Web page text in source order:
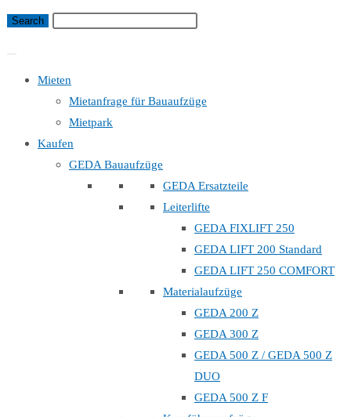
Mieten
Mietanfrage für Bauaufzüge
Mietpark
Kaufen
GEDA Bauaufzüge
GEDA Ersatzteile
Leiterlifte
GEDA FIXLIFT 250
GEDA LIFT 200 Standard
GEDA LIFT 250 COMFORT
Materialaufzüge
GEDA 200 Z
GEDA 300 Z
GEDA 500 Z / GEDA 500 Z
DUO
GEDA 500 Z F